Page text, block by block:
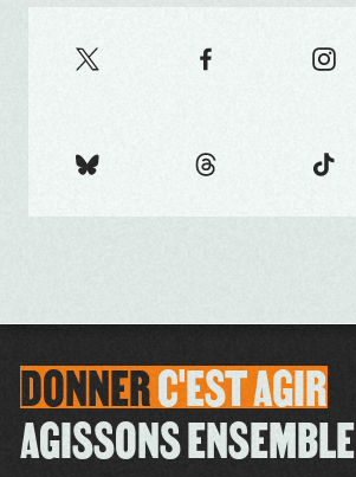
DONNERC'ESTAGIR
AGISSONS ENSEMBLE